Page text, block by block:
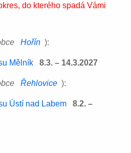
do kterého spadá Vámi
Hořín ):
Mělník 8.3. – 14.3.2027
Řehlovice ):
Ústí nad Labem
8.2. –